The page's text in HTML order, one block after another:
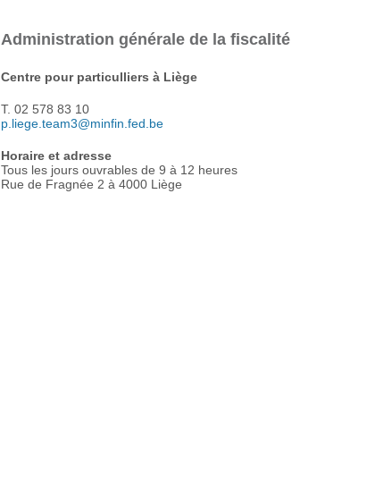
Administration générale de la fiscalité
Centre pour particulliers à Liège
T. 02 578 83 10
p.liege.team3@minfin.fed.be
Horaire et adresse
Tous les jours ouvrables de 9 à 12 heures
Rue de Fragnée 2 à 4000 Liège